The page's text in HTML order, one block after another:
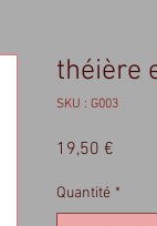
théière
SKU : G003
19,50 €
Quantité *